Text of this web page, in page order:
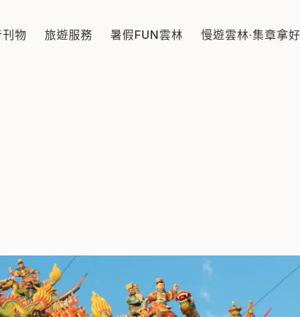
台西海口村鹽埔五柱內丁姓家族的信仰，每四年一
刊物 旅遊服務 暑假FUN雲林 慢遊雲林·集章拿